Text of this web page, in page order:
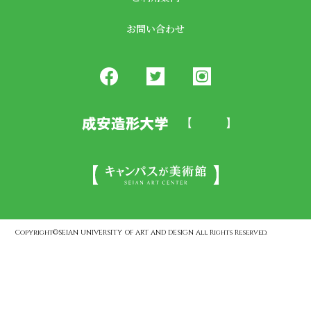
お問い合わせ
Copyright©SEIAN UNIVERSITY OF ART AND DESIGN All Rights Reserved.